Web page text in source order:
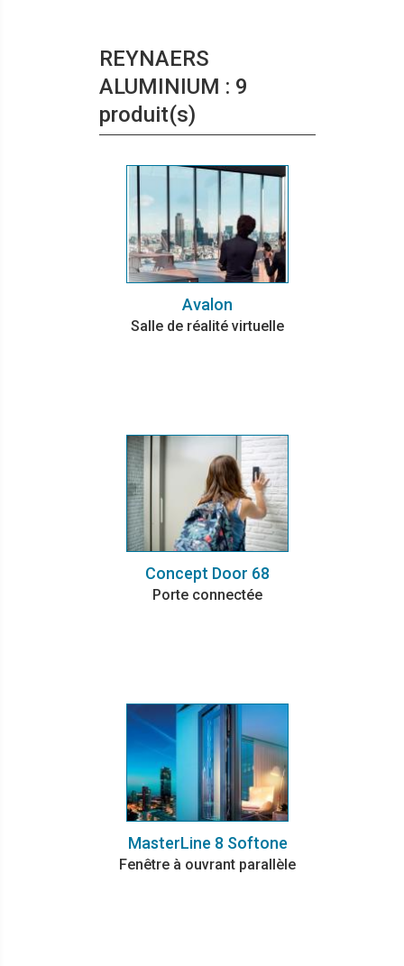
REYNAERS
ALUMINIUM : 9
produit(s)
Avalon
Salle de réalité virtuelle
Concept Door 68
Porte connectée
MasterLine 8 Softone
Fenêtre à ouvrant parallèle